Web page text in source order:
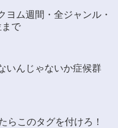
ヨム週間・全ジャンル・
まで
いんじゃないか症候群
らこのタグを付けろ！